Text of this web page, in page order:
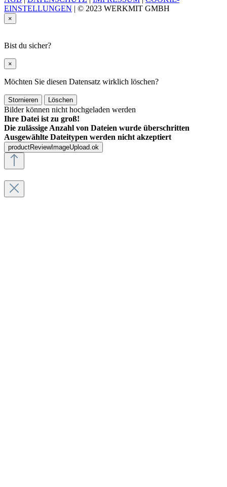
EINSTELLUNGEN | © 2023 WERKMIT GMBH
×
Bist du sicher?
×
Möchten Sie diesen Datensatz wirklich löschen?
Stornieren Löschen
Bilder können nicht hochgeladen werden
Ihre Datei ist zu groß!
Die zulässige Anzahl von Dateien wurde überschritten
Ausgewählte Dateitypen werden nicht akzeptiert
productReviewImageUpload.ok